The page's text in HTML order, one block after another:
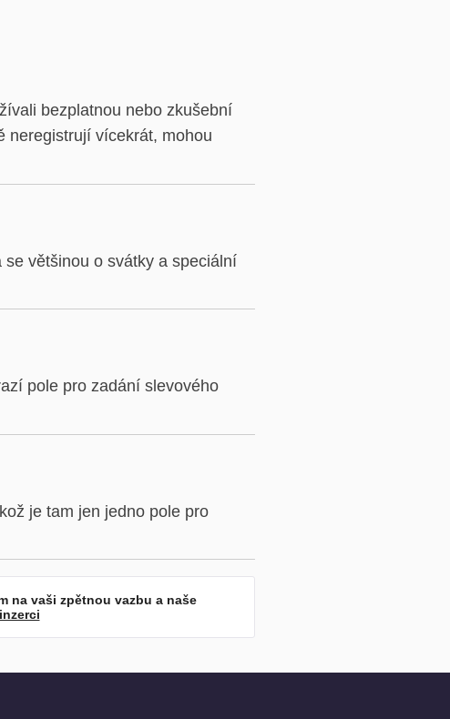
bezplatnou nebo zkušební
neregistrují vícekrát, mohou
většinou o svátky a speciální
pole pro zadání slevového
je tam jen jedno pole pro
na vaši zpětnou vazbu a naše